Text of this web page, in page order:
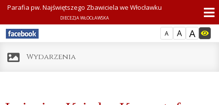
A A A
Parafia pw. Najświętszego Zbawiciela we Włocławku
DIECEZJA WŁOCŁAWSKA
Wydarzenia